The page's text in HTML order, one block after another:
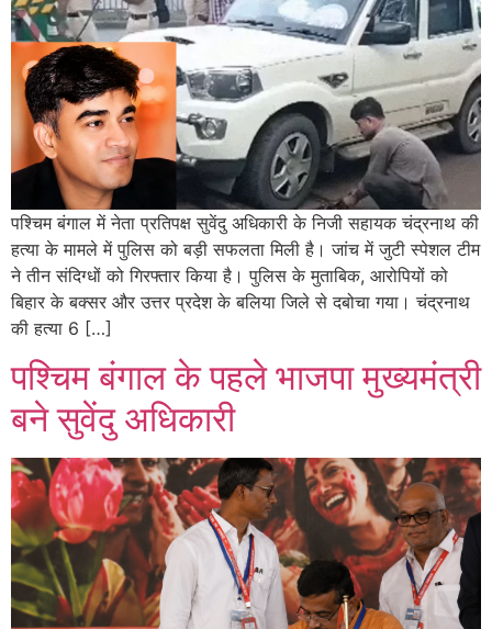
पश्चिम बंगाल में नेता प्रतिपक्ष सुवेंदु अधिकारी के निजी सहायक चंद्रनाथ की
हत्या के मामले में पुलिस को बड़ी सफलता मिली है। जांच में जुटी स्पेशल टीम
ने तीन संदिग्धों को गिरफ्तार किया है। पुलिस के मुताबिक, आरोपियों को
बिहार के बक्सर और उत्तर प्रदेश के बलिया जिले से दबोचा गया। चंद्रनाथ
की हत्या 6 […]
पश्चिम बंगाल के पहले भाजपा मुख्यमंत्री
बने सुवेंदु अधिकारी